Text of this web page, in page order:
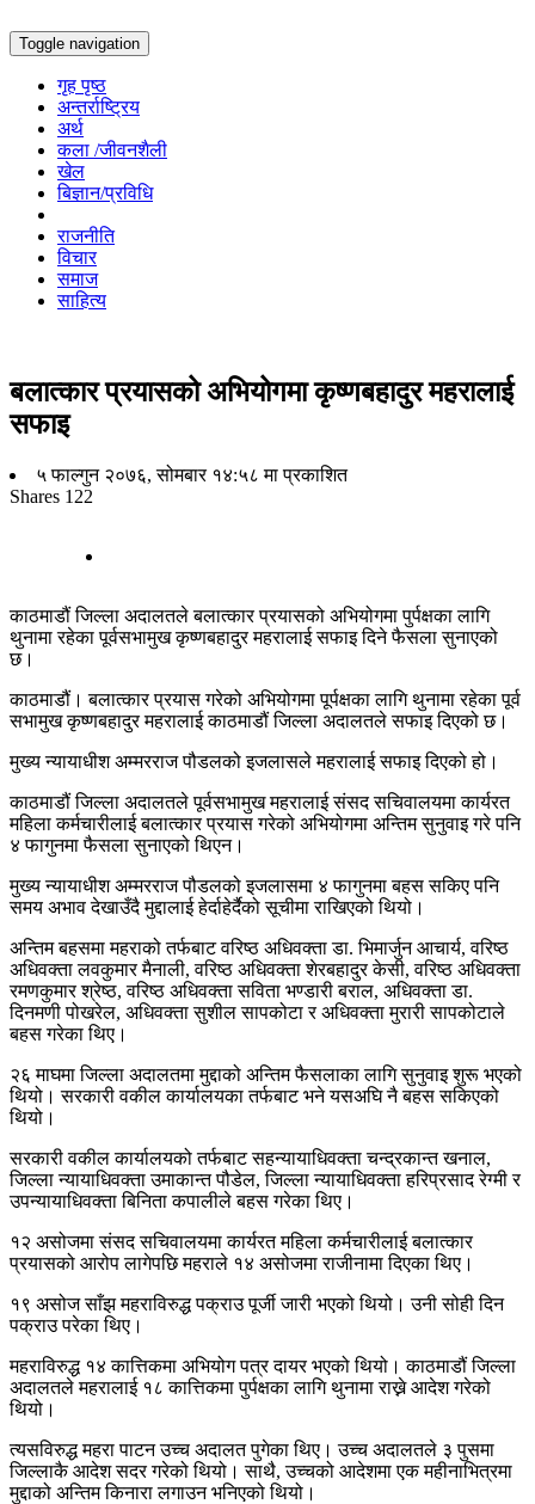
Toggle navigation
गृह पृष्ठ
अन्तर्राष्ट्रिय
अर्थ
कला /जीवनशैली
खेल
बिज्ञान/प्रविधि
राजनीति
विचार
समाज
साहित्य
बलात्कार प्रयासको अभियोगमा कृष्णबहादुर महरालाई
सफाइ
५ फाल्गुन २०७६, सोमबार १४:५८ मा प्रकाशित
Shares 122
काठमाडौं जिल्ला अदालतले बलात्कार प्रयासको अभियोगमा पुर्पक्षका लागि
थुनामा रहेका पूर्वसभामुख कृष्णबहादुर महरालाई सफाइ दिने फैसला सुनाएको
छ।
काठमाडौं। बलात्कार प्रयास गरेको अभियोगमा पूर्पक्षका लागि थुनामा रहेका पूर्व
सभामुख कृष्णबहादुर महरालाई काठमाडौं जिल्ला अदालतले सफाइ दिएको छ।
मुख्य न्यायाधीश अम्मरराज पौडलको इजलासले महरालाई सफाइ दिएको हो।
काठमाडौं जिल्ला अदालतले पूर्वसभामुख महरालाई संसद सचिवालयमा कार्यरत
महिला कर्मचारीलाई बलात्कार प्रयास गरेको अभियोगमा अन्तिम सुनुवाइ गरे पनि
४ फागुनमा फैसला सुनाएको थिएन।
मुख्य न्यायाधीश अम्मरराज पौडलको इजलासमा ४ फागुनमा बहस सकिए पनि
समय अभाव देखाउँदै मुद्दालाई हेर्दाहेर्दैको सूचीमा राखिएको थियो।
अन्तिम बहसमा महराको तर्फबाट वरिष्ठ अधिवक्ता डा. भिमार्जुन आचार्य, वरिष्ठ
अधिवक्ता लवकुमार मैनाली, वरिष्ठ अधिवक्ता शेरबहादुर केसी, वरिष्ठ अधिवक्ता
रमणकुमार श्रेष्ठ, वरिष्ठ अधिवक्ता सविता भण्डारी बराल, अधिवक्ता डा.
दिनमणी पोखरेल, अधिवक्ता सुशील सापकोटा र अधिवक्ता मुरारी सापकोटाले
बहस गरेका थिए।
२६ माघमा जिल्ला अदालतमा मुद्दाको अन्तिम फैसलाका लागि सुनुवाइ शुरू भएको
थियो। सरकारी वकील कार्यालयका तर्फबाट भने यसअघि नै बहस सकिएको
थियो।
सरकारी वकील कार्यालयको तर्फबाट सहन्यायाधिवक्ता चन्द्रकान्त खनाल,
जिल्ला न्यायाधिवक्ता उमाकान्त पौडेल, जिल्ला न्यायाधिवक्ता हरिप्रसाद रेग्मी र
उपन्यायाधिवक्ता बिनिता कपालीले बहस गरेका थिए।
१२ असोजमा संसद सचिवालयमा कार्यरत महिला कर्मचारीलाई बलात्कार
प्रयासको आरोप लागेपछि महराले १४ असोजमा राजीनामा दिएका थिए।
१९ असोज साँझ महराविरुद्ध पक्राउ पूर्जी जारी भएको थियो। उनी सोही दिन
पक्राउ परेका थिए।
महराविरुद्ध १४ कात्तिकमा अभियोग पत्र दायर भएको थियो। काठमाडौं जिल्ला
अदालतले महरालाई १८ कात्तिकमा पुर्पक्षका लागि थुनामा राख्ने आदेश गरेको
थियो।
त्यसविरुद्ध महरा पाटन उच्च अदालत पुगेका थिए। उच्च अदालतले ३ पुसमा
जिल्लाकै आदेश सदर गरेको थियो। साथै, उच्चको आदेशमा एक महीनाभित्रमा
मुद्दाको अन्तिम किनारा लगाउन भनिएको थियो।